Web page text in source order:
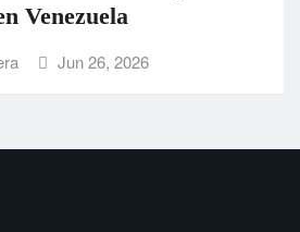
Jun 26, 2026